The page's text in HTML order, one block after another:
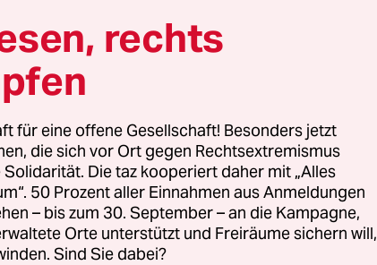
China kündigte
an. Die EU drohte zuvor
Für Kanada und Mexiko
dann möglicherweise
werden könnten, sagte
Sicherheit.
rechts
für eine offene Gesellschaft! Besonders jetzt
die sich vor Ort gegen Rechtsextremismus
Solidarität. Die taz kooperiert daher mit „Alles
50 Prozent aller Einnahmen aus Anmeldungen
– bis zum 30. September – an die Kampagne,
Orte unterstützt und Freiräume sichern will,
Sind Sie dabei?